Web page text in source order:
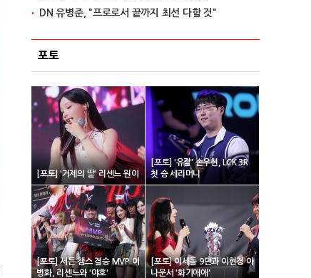
DN 유병준, "프로로서 끝까지 최선 다할 것"
포토
[포토] '거제의 딸' 리센느 원이
[포토] '유칼' 손우현, LCK 3R
첫 승 세리머니
[포토] 서든 챔스 결승 MVP 이
병화, 리센느와 '야호'
[포토] 이세돌 9단과 이현경 아
나운서 '화기애애'